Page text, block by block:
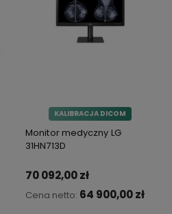
KALIBRACJA DICOM
Monitor medyczny LG
31HN713D
70 092,00 zł
Cena netto: 64 900,00 zł